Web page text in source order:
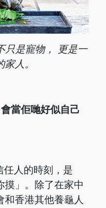
只是寵物， 更是一
家人。
當佢哋好似自己
任人的時刻，是
摸」。除了在家中
和香港其他養龜人